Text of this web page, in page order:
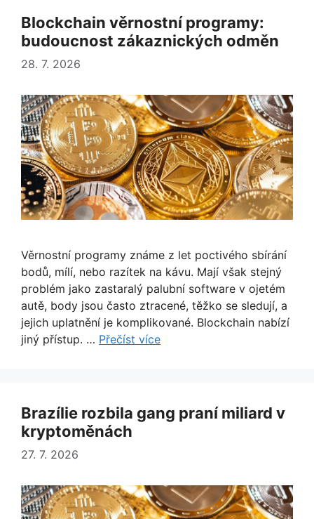
Blockchain věrnostní programy:
budoucnost zákaznických odměn
28. 7. 2026
Věrnostní programy známe z let poctivého sbírání
bodů, mílí, nebo razítek na kávu. Mají však stejný
problém jako zastaralý palubní software v ojetém
autě, body jsou často ztracené, těžko se sledují, a
jejich uplatnění je komplikované. Blockchain nabízí
jiný přístup. … Přečíst více
Brazílie rozbila gang praní miliard v
kryptoměnách
27. 7. 2026